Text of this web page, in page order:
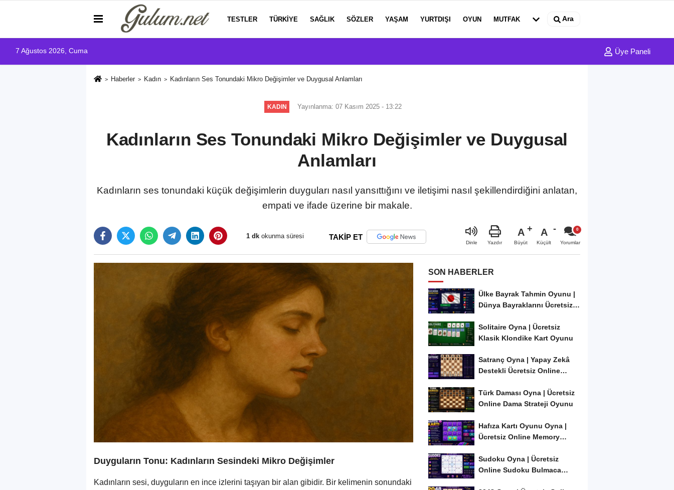
TESTLER TÜRKIYE SAĞLIK SÖZLER YAŞAM YURTDIŞI OYUN MUTFAK Ara
7 Ağustos 2026, Cuma Üye Paneli
Haberler Kadın Kadınların Ses Tonundaki Mikro Değişimler ve Duygusal Anlamları
KADIN Yayınlanma: 07 Kasım 2025 - 13:22
Kadınların Ses Tonundaki Mikro Değişimler ve Duygusal
Anlamları
Kadınların ses tonundaki küçük değişimlerin duyguları nasıl yansıttığını ve iletişimi nasıl şekillendirdiğini anlatan,
empati ve ifade üzerine bir makale.
1 dk okunma süresi TAKİP ET
Dinle Yazdır
A
Büyüt
A
Küçült Yorumlar
Duyguların Tonu: Kadınların Sesindeki Mikro Değişimler
Kadınların sesi, duyguların en ince izlerini taşıyan bir alan gibidir. Bir kelimenin sonundaki
SON HABERLER
Ülke Bayrak Tahmin Oyunu |
Dünya Bayraklarını Ücretsiz
Solitaire Oyna | Ücretsiz
Klasik Klondike Kart Oyunu
Satranç Oyna | Yapay Zekâ
Destekli Ücretsiz Online
Türk Daması Oyna | Ücretsiz
Online Dama Strateji Oyunu
Hafıza Kartı Oyunu Oyna |
Ücretsiz Online Memory
Sudoku Oyna | Ücretsiz
Online Sudoku Bulmaca